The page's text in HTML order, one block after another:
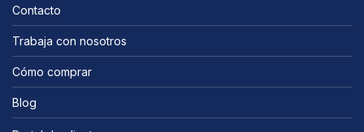
Contacto
Trabaja con nosotros
Cómo comprar
Blog